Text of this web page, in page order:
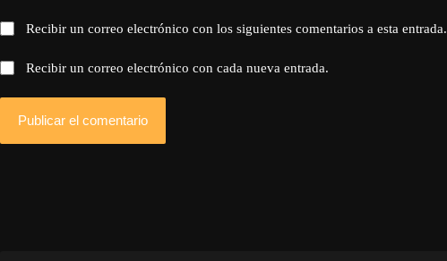
Recibir un correo electrónico con los siguientes comentarios a esta entrada.
Recibir un correo electrónico con cada nueva entrada.
Publicar el comentario